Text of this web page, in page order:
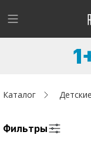
!
Женщинам
Возникли вопросы? -
Каталог
Фильтры